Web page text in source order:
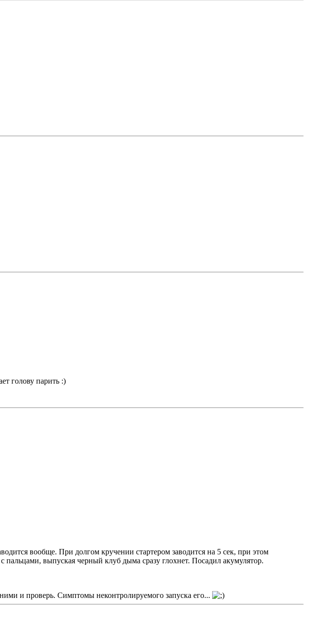
голову парить :)
вообще. При долгом кручении стартером заводится на 5 сек, при этом
пальцами, выпуская черный клуб дыма сразу глохнет. Посадил акумулятор.
и проверь. Симптомы неконтролируемого запуска его...